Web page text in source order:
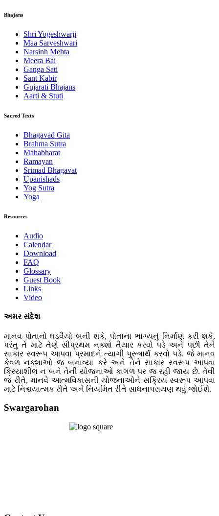
Bhajans
Shri Yogeshwarji
Maa Sarveshwari
Narsinh Mehta
Meera Bai
Ganga Sati
Sant Kabir
Gujarati Bhajans
Aarti & Stuti
Sacred Texts
Bhagavad Gita
Brahma Sutra
Mahabharat
Ramayan
Srimad Bhagavat
Upanishads
Yog Sutra
Yoga
Resources
Audio
Calendar
Download
FAQ
Glossary
Guest Book
Links
Video
અમર સંદેશ
માનવ પોતાનો ઘડવૈયો બની શકે, પોતાના ભાગ્યનું નિર્માણ કરી શકે,
પરંતુ તે માટે તેણે સૌપ્રથમ નક્શો તૈયાર કરવો પડે અને પછી તેને
સાકાર સ્વરૂપ આપવા પ્રમાદને ત્યાગી પુરૂષાર્થ કરવો પડે. જે માનવ
કેવળ નક્શાઓ જ બનાવ્યા કરે અને તેને સાકાર સ્વરૂપ આપવા
ક્રિયાશીલ ન બને તેની યોજનાઓ કાગળ પર જ રહી જાય છે. તેવી
જ રીતે, માનવે આત્મવિકાસની યોજનાઓને સક્રિય સ્વરૂપ આપવા
માટે નિશ્ચયાત્મક રીતે અને નિયમિત રીતે સાધનાપરાયણ થવું જોઈશે.
Swargarohan